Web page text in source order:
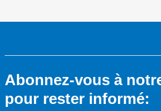
Abonnez-vous à
pour rester informé: